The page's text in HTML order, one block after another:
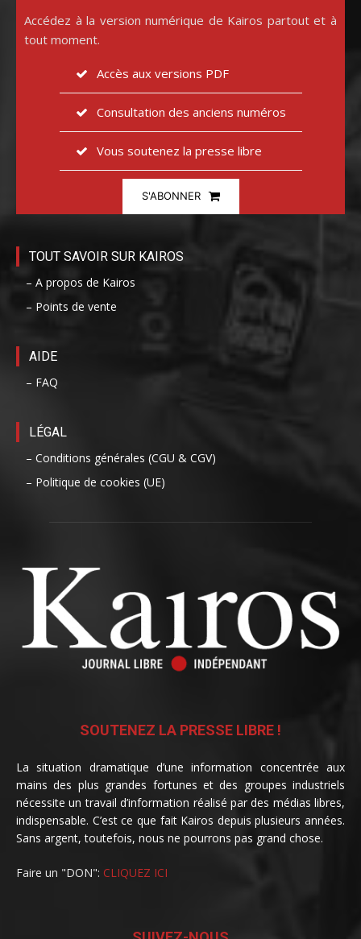
Accédez à la version numérique de Kairos partout et à
tout moment.
Accès aux versions PDF
Consultation des anciens numéros
Vous soutenez la presse libre
S'ABONNER
TOUT SAVOIR SUR KAIROS
– A propos de Kairos
– Points de vente
AIDE
– FAQ
LÉGAL
– Conditions générales (CGU & CGV)
– Politique de cookies (UE)
SOUTENEZ LA PRESSE LIBRE !
La situation dramatique d’une information concentrée aux
mains des plus grandes fortunes et des groupes industriels
nécessite un travail d’information réalisé par des médias libres,
indispensable. C’est ce que fait Kairos depuis plusieurs années.
Sans argent, toutefois, nous ne pourrons pas grand chose.
Faire un "DON": CLIQUEZ ICI